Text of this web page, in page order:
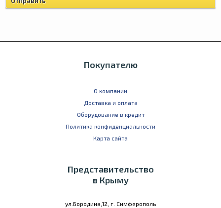
Покупателю
О компании
Доставка и оплата
Оборудование в кредит
Политика конфиденциальности
Карта сайта
Представительство
в Крыму
ул.Бородина,12, г. Симферополь